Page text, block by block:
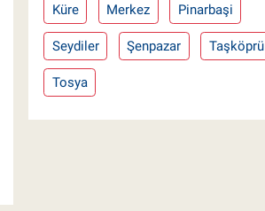
Küre Merkez Pinarbaşi
Seydiler Şenpazar Taşköprü
Tosya